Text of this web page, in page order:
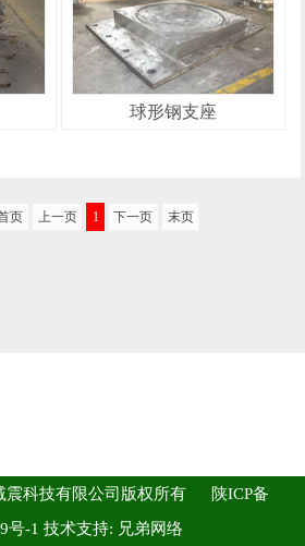
震科技有限公司版权所有
陕ICP备
号-1 技术支持: 兄弟网络
球形钢支座
页 上一页 1 下一页 末页